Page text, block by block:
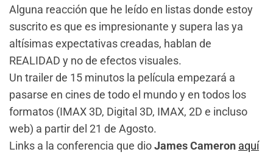
Alguna reacción que he leído en listas donde estoy
suscrito es que es impresionante y supera las ya
altísimas expectativas creadas, hablan de
REALIDAD y no de efectos visuales.
Un trailer de 15 minutos la película empezará a
pasarse en cines de todo el mundo y en todos los
formatos (IMAX 3D, Digital 3D, IMAX, 2D e incluso
web) a partir del 21 de Agosto.
Links a la conferencia que dioJames Cameron aquí